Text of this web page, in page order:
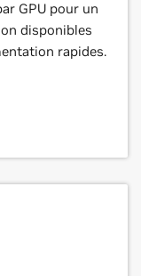
ipolog, NVIDIA
GPU pour un
disponibles
rapides.